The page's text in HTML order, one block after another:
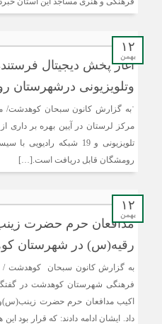
۱۲
بهمن
آغاز پخش دیجیتال
وتلویزیونی
ˈبه گزارش کانون سبحان کوهدشت/
تلویزیونی و 19 شبکه
رومشگان قابل دریافت است.[…]
۱۲
بهمن
مدافعان حرم حضرت
رقیه(س) در شهرستان
به گزارش کانون سبحان کوهدشت /
فرهنگی شهرستان کوهدشت در
اکیب مدافعان حرم حضرت
داد. ایشان ادامه دادند: که قرار بود